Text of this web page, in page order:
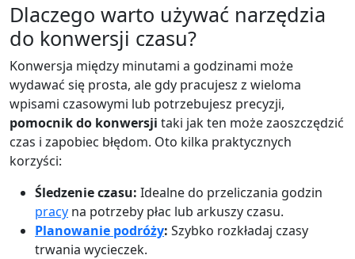
Dlaczego warto używać narzędzia
do konwersji czasu?
Konwersja między minutami a godzinami może
wydawać się prosta, ale gdy pracujesz z wieloma
wpisami czasowymi lub potrzebujesz precyzji,
pomocnik do konwersji taki jak ten może zaoszczędzić
czas i zapobiec błędom. Oto kilka praktycznych
korzyści:
Śledzenie czasu: Idealne do przeliczania godzin
pracy na potrzeby płac lub arkuszy czasu.
Planowanie podróży: Szybko rozkładaj czasy
trwania wycieczek.